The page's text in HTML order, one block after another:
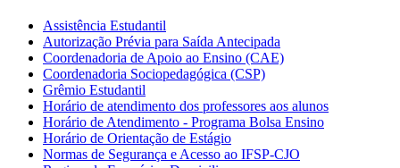
Assistência Estudantil
Autorização Prévia para Saída Antecipada
Coordenadoria de Apoio ao Ensino (CAE)
Coordenadoria Sociopedagógica (CSP)
Grêmio Estudantil
Horário de atendimento dos professores aos alunos
Horário de Atendimento - Programa Bolsa Ensino
Horário de Orientação de Estágio
Normas de Segurança e Acesso ao IFSP-CJO